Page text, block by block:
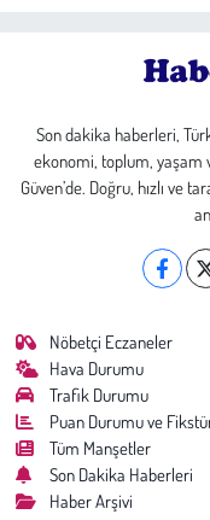
Son dakika haberleri,
ekonomi, toplum, yaşam
Güven’de. Doğru, hızlı ve
Nöbetçi Eczaneler
Hava Durumu
Trafik Durumu
Puan Durumu ve
Tüm Manşetler
Son Dakika Haberleri
Haber Arşivi